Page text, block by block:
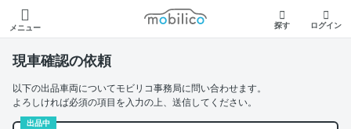
メニュー
モビリコ
探す ログイン
現車確認の依頼
以下の出品車両についてモビリコ事務局に問い合わせます。
よろしければ必須の項目を入力の上、送信してください。
出品中